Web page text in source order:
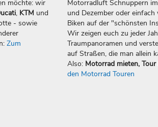
möchte: wir
, KTM und
- sowie
Zum
Motorradluft Schnuppern
und Dezember oder einfach
Biken auf der "schönsten
Wir zeigen euch zu jeder
Traumpanoramen und
auf Straßen, die man allein
Also: Motorrad mieten,
den Motorrad Touren